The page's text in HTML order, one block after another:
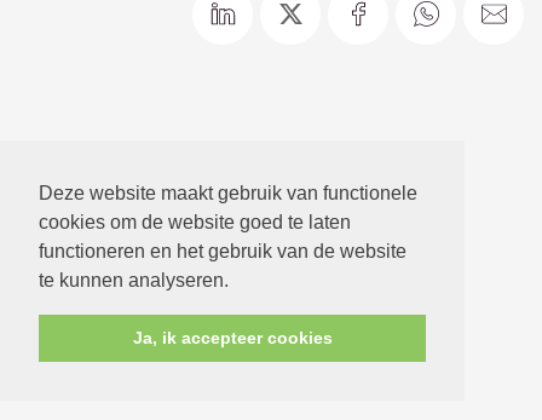
Deze website maakt gebruik van functionele
cookies om de website goed te laten
functioneren en het gebruik van de website
te kunnen analyseren.
Ja, ik accepteer cookies